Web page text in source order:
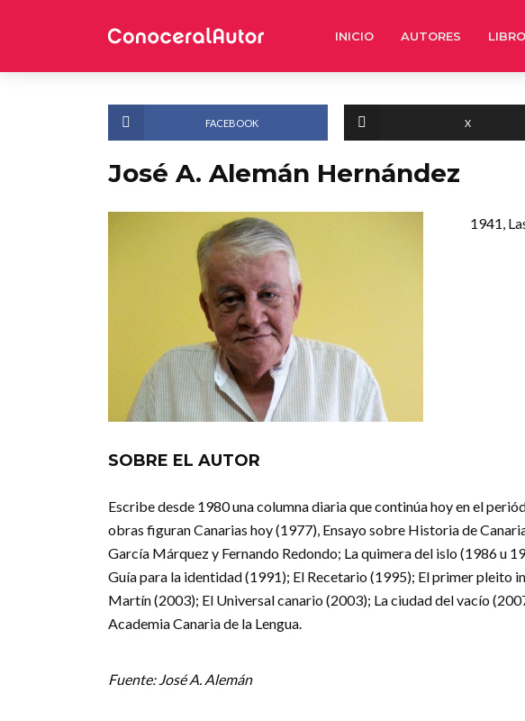
INICIO AUTORES
FACEBOOK X
José A. Alemán Hernández
1941,
SOBRE EL AUTOR
Escribe desde 1980 una columna diaria que continúa hoy en el
obras figuran Canarias hoy (1977), Ensayo sobre Historia de
García Márquez y Fernando Redondo; La quimera del islo (1986 u
Guía para la identidad (1991); El Recetario (1995); El primer pleito
Martín (2003); El Universal canario (2003); La ciudad del vacío
Academia Canaria de la Lengua.
Fuente: José A. Alemán